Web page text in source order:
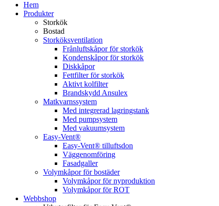
Hem
Produkter
Storkök
Bostad
Storköksventilation
Frånluftskåpor för storkök
Kondenskåpor för storkök
Diskkåpor
Fettfilter för storkök
Aktivt kolfilter
Brandskydd Ansulex
Matkvarnssystem
Med integrerad lagringstank
Med pumpsystem
Med vakuumsystem
Easy-Vent®
Easy-Vent® tilluftsdon
Väggenomföring
Fasadgaller
Volymkåpor för bostäder
Volymkåpor för nyproduktion
Volymkåpor för ROT
Webbshop